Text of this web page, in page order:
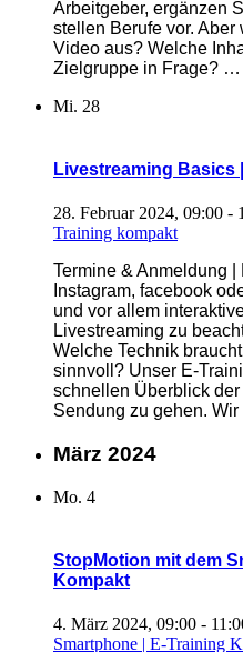
Arbeitgeber, ergänzen
stellen Berufe vor.
Video aus? Welche
Zielgruppe in Frage? …
Mi. 28
Livestreaming Basics
28. Februar 2024, 09:00 -
Training kompakt
Termine & Anmeldung
Instagram, facebook
und vor allem
Livestreaming zu
Welche Technik
sinnvoll? Unser E-
schnellen Überblick
Sendung zu gehen.
März 2024
Mo. 4
StopMotion mit dem
Kompakt
4. März 2024, 09:00 -
Smartphone | E-Training